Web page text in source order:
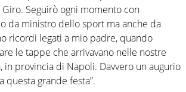
Seguirò ogni momento con
da ministro dello sport ma anche da
ricordi legati a mio padre, quando
le tappe che arrivavano nelle nostre
in provincia di Napoli. Davvero un augurio
questa grande festa”.